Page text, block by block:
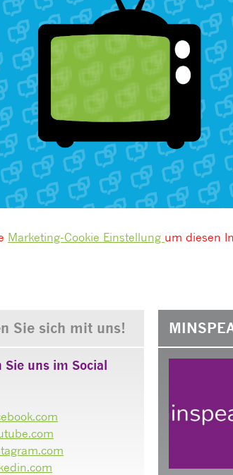
Marketing-Cookie Einstellung um diesen
Sie sich mit uns!
Sie uns im Social